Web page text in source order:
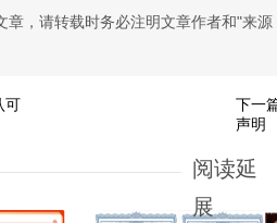
章，请转载时务必注明文章作者和"来
可
下一
声明
阅读延
展